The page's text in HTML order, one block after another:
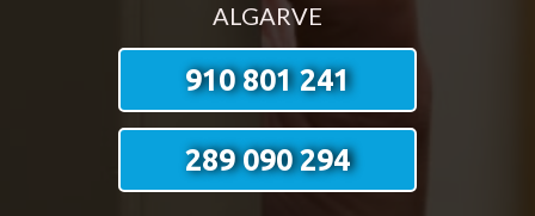
ALGARVE
910 801 241
289 090 294